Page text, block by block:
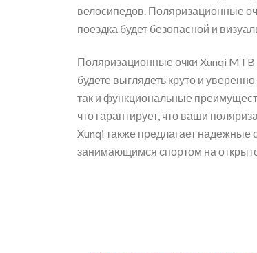
велосипедов. Поляризационные
поездка будет безопасной и
Поляризационные очки Xunqi MTB
будете выглядеть круто и
так и функциональные
что гарантирует, что ваши
Xunqi также предлагает
занимающимся спортом на